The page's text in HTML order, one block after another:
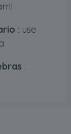
: use
: